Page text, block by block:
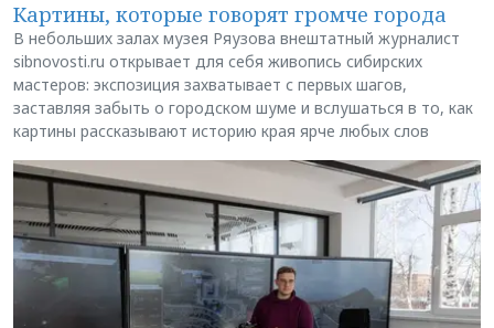
Картины, которые говорят громче города
В небольших залах музея Ряузова внештатный журналист
sibnovosti.ru открывает для себя живопись сибирских
мастеров: экспозиция захватывает с первых шагов,
заставляя забыть о городском шуме и вслушаться в то, как
картины рассказывают историю края ярче любых слов